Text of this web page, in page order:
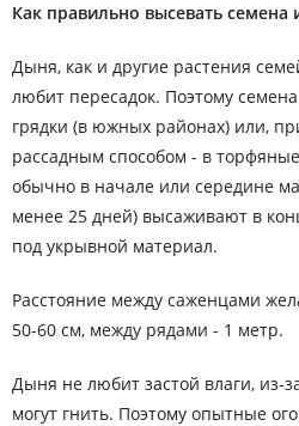
Как правильно высевать семена
Дыня, как и другие растения
любит пересадок. Поэтому
грядки (в южных районах) или,
рассадным способом - в
обычно в начале или середине
менее 25 дней) высаживают в
под укрывной материал.
Расстояние между саженцами
50-60 см, между рядами - 1 метр.
Дыня не любит застой влаги, из-
могут гнить. Поэтому опытные